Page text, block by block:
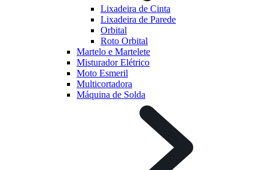
Lixadeira de Cinta
Lixadeira de Parede
Orbital
Roto Orbital
Martelo e Martelete
Misturador Elétrico
Moto Esmeril
Multicortadora
Máquina de Solda